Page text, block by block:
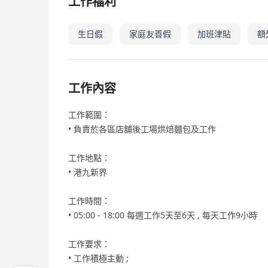
生日假 家庭友善假 加班津貼 額
工作內容
工作範圍：
• 負責於各區店舖後工場烘焙麵包及工作
工作地點：
• 港九新界
工作時間：
• 05:00 - 18:00 每週工作5天至6天 , 每天工作9小時
工作要求：
• 工作積極主動 ;